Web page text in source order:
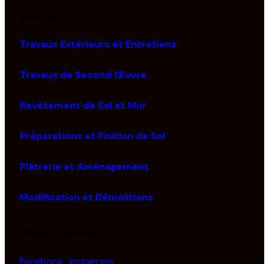
Travaux Extérieurs et Entretiens
Travaux de Second Œuvre
Revêtement de Sol et Mur
Préparations et Finition de Sol
Plâtrerie et Aménagement
Modification et Démolitions
Facebook Instagram